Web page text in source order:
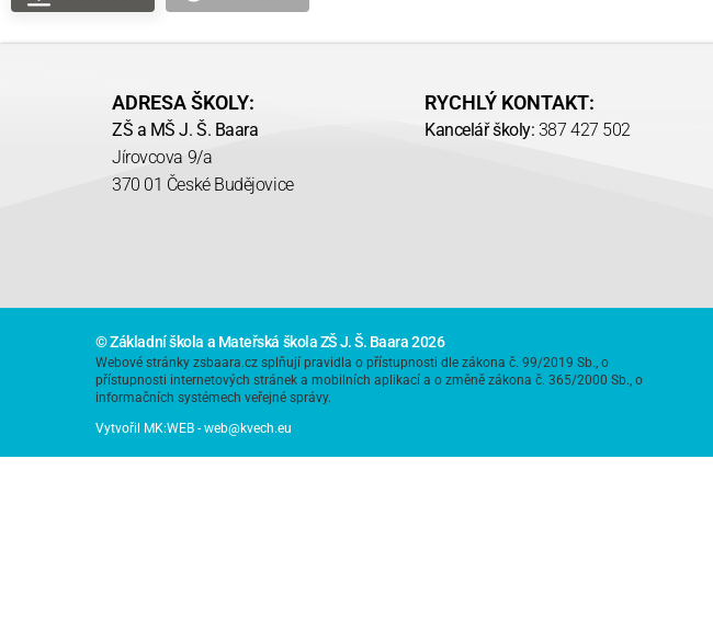
ADRESA ŠKOLY:
ZŠ a MŠ J. Š. Baara
Jírovcova 9/a
370 01 České Budějovice
RYCHLÝ KONTAKT:
Kancelář školy: 387 427 502
© Základní škola a Mateřská škola ZŠ J. Š. Baara 2026
Webové stránky zsbaara.cz splňují pravidla o přístupnosti dle zákona č. 99/2019 Sb., o
přístupnosti internetových stránek a mobilních aplikacía o změně zákona č. 365/2000 Sb., o
informačních systémech veřejné správy.
Vytvořil MK:WEB - web@kvech.eu